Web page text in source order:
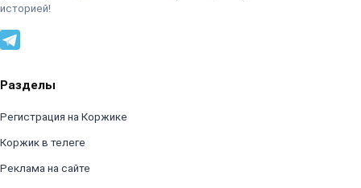
историей!
Разделы
Регистрация на Коржике
Коржик в телеге
Реклама на сайте